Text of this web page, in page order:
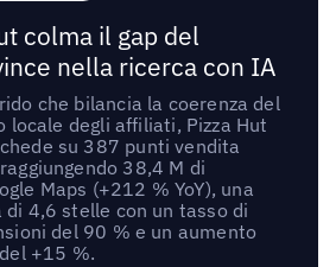
colma il gap del
nella ricerca con IA
che bilancia la coerenza del
locale degli affiliati, Pizza Hut
su 387 punti vendita
38,4 M di
Maps (+212 % YoY), una
4,6 stelle con un tasso di
del 90 % e un aumento
+15 %.